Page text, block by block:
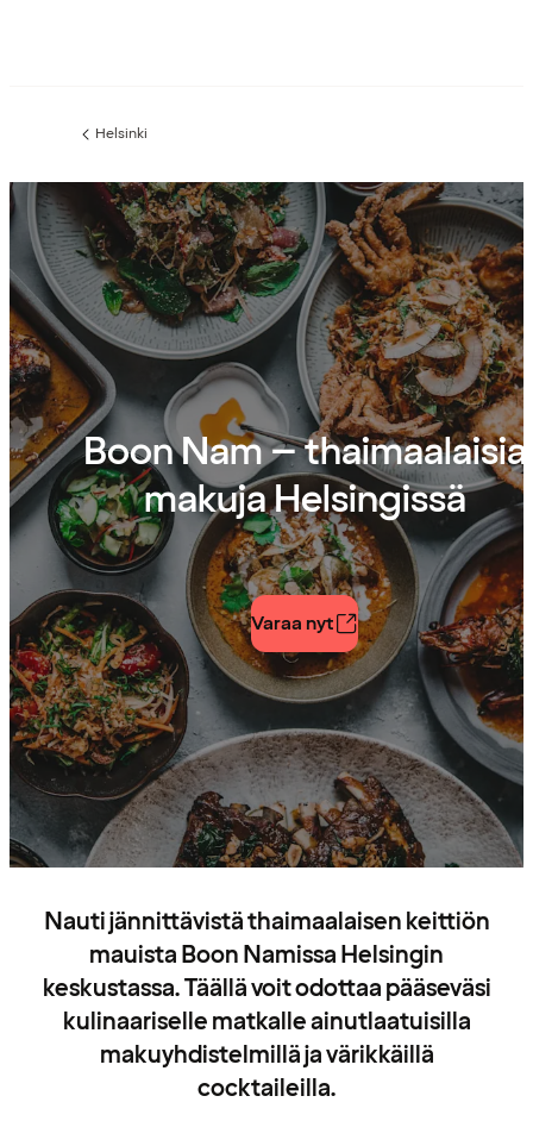
Edellinen
Helsinki
Boon Nam – thaimaalaisia
makuja Helsingissä
Varaa nyt
Nauti jännittävistä thaimaalaisen keittiön
mauista Boon Namissa Helsingin
keskustassa. Täällä voit odottaa pääseväsi
kulinaariselle matkalle ainutlaatuisilla
makuyhdistelmillä ja värikkäillä
cocktaileilla.